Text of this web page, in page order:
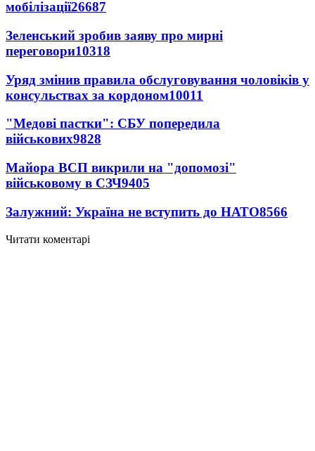
мобілізації26687
Зеленський зробив заяву про мирні
переговори10318
Уряд змінив правила обслуговування чоловіків у
консульствах за кордоном10011
"Медові пастки": СБУ попередила
військових9828
Майора ВСП викрили на "допомозі"
військовому в СЗЧ9405
Залужний: Україна не вступить до НАТО8566
Читати коментарі